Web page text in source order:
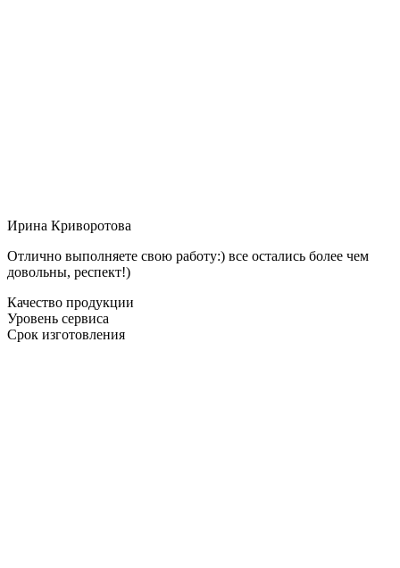
Ирина Криворотова
Отлично выполняете свою работу:) все остались более чем
довольны, респект!)
Качество продукции
Уровень сервиса
Срок изготовления